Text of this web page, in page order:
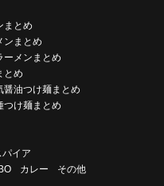
まとめ
ンまとめ
ーメンまとめ
とめ
醤油つけ麺まとめ
つけ麺まとめ
イア
カレー その他